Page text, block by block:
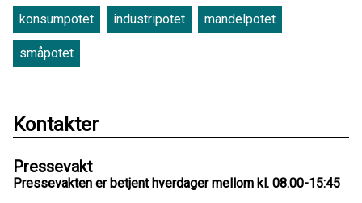
konsumpotet industripotet mandelpotet
småpotet
Kontakter
Pressevakt
Pressevakten er betjent hverdager mellom kl. 08.00-15:45